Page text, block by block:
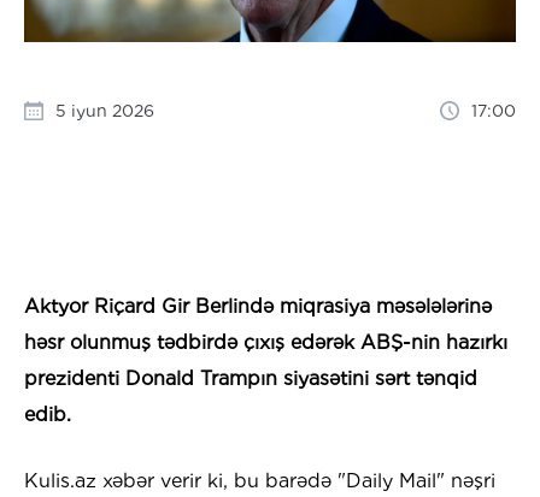
5 iyun 2026 17:00
Aktyor Riçard Gir Berlində miqrasiya məsələlərinə
həsr olunmuş tədbirdə çıxış edərək ABŞ-nin hazırkı
prezidenti Donald Trampın siyasətini sərt tənqid
edib.
Kulis.az xəbər verir ki, bu barədə "Daily Mail" nəşri